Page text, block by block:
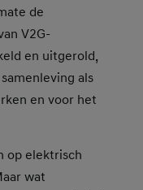
de
V2G-
en uitgerold,
als
en voor het
op elektrisch
wat